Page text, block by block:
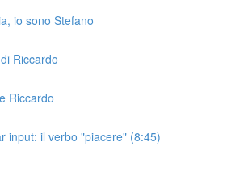
io sono Stefano
Riccardo
Riccardo
input: il verbo "piacere" (8:45)